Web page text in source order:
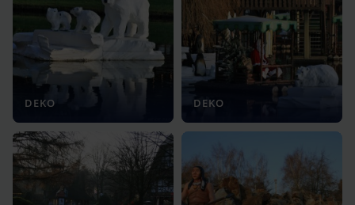
DEKO DEKO